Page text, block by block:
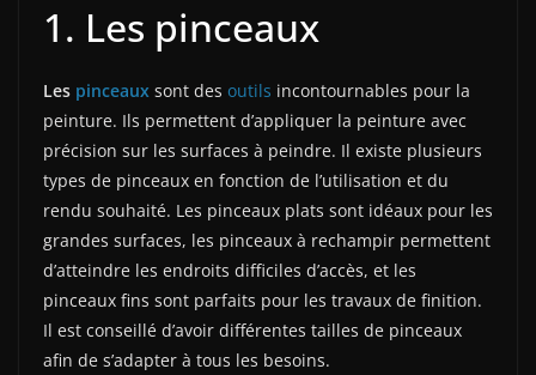
1. Les pinceaux
Les pinceaux sont des outils incontournables pour la
peinture. Ils permettent d’appliquer la peinture avec
précision sur les surfaces à peindre. Il existe plusieurs
types de pinceaux en fonction de l’utilisation et du
rendu souhaité. Les pinceaux plats sont idéaux pour les
grandes surfaces, les pinceaux à rechampir permettent
d’atteindre les endroits difficiles d’accès, et les
pinceaux fins sont parfaits pour les travaux de finition.
Il est conseillé d’avoir différentes tailles de pinceaux
afin de s’adapter à tous les besoins.